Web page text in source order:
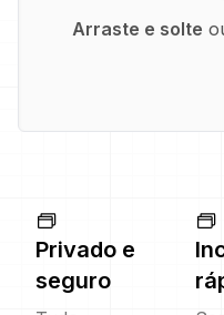
Arraste e solte
Privado e
seguro